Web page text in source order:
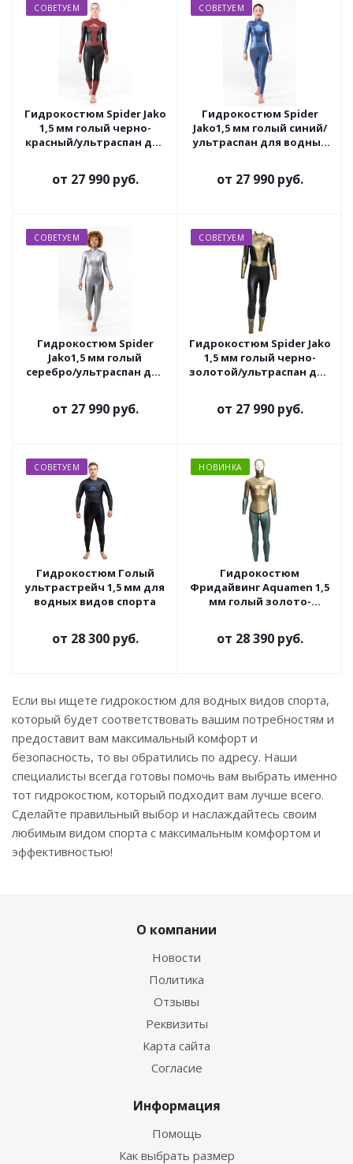
СОВЕТУЕМ
Гидрокостюм Spider Jako
1,5 мм голый черно-
красный/ультраспан для
от 27 990 руб.
СОВЕТУЕМ
Гидрокостюм Spider
Jako1,5 мм голый синий/
ультраспан для водных
от 27 990 руб.
СОВЕТУЕМ
Гидрокостюм Spider
Jako1,5 мм голый
серебро/ультраспан для
от 27 990 руб.
СОВЕТУЕМ
Гидрокостюм Spider Jako
1,5 мм голый черно-
золотой/ультраспан для
от 27 990 руб.
СОВЕТУЕМ
Гидрокостюм Голый
ультрастрейч 1,5 мм для
водных видов спорта
от 28 300 руб.
НОВИНКА
Гидрокостюм
Фридайвинг Aquamen 1,5
мм голый золото-
от 28 390 руб.
Если вы ищете гидрокостюм для водных видов спорта,
который будет соответствовать вашим потребностям и
предоставит вам максимальный комфорт и
безопасность, то вы обратились по адресу. Наши
специалисты всегда готовы помочь вам выбрать именно
тот гидрокостюм, который подходит вам лучше всего.
Сделайте правильный выбор и наслаждайтесь своим
любимым видом спорта с максимальным комфортом и
эффективностью!
О компании
Новости
Политика
Отзывы
Реквизиты
Карта сайта
Согласие
Информация
Помощь
Как выбрать размер